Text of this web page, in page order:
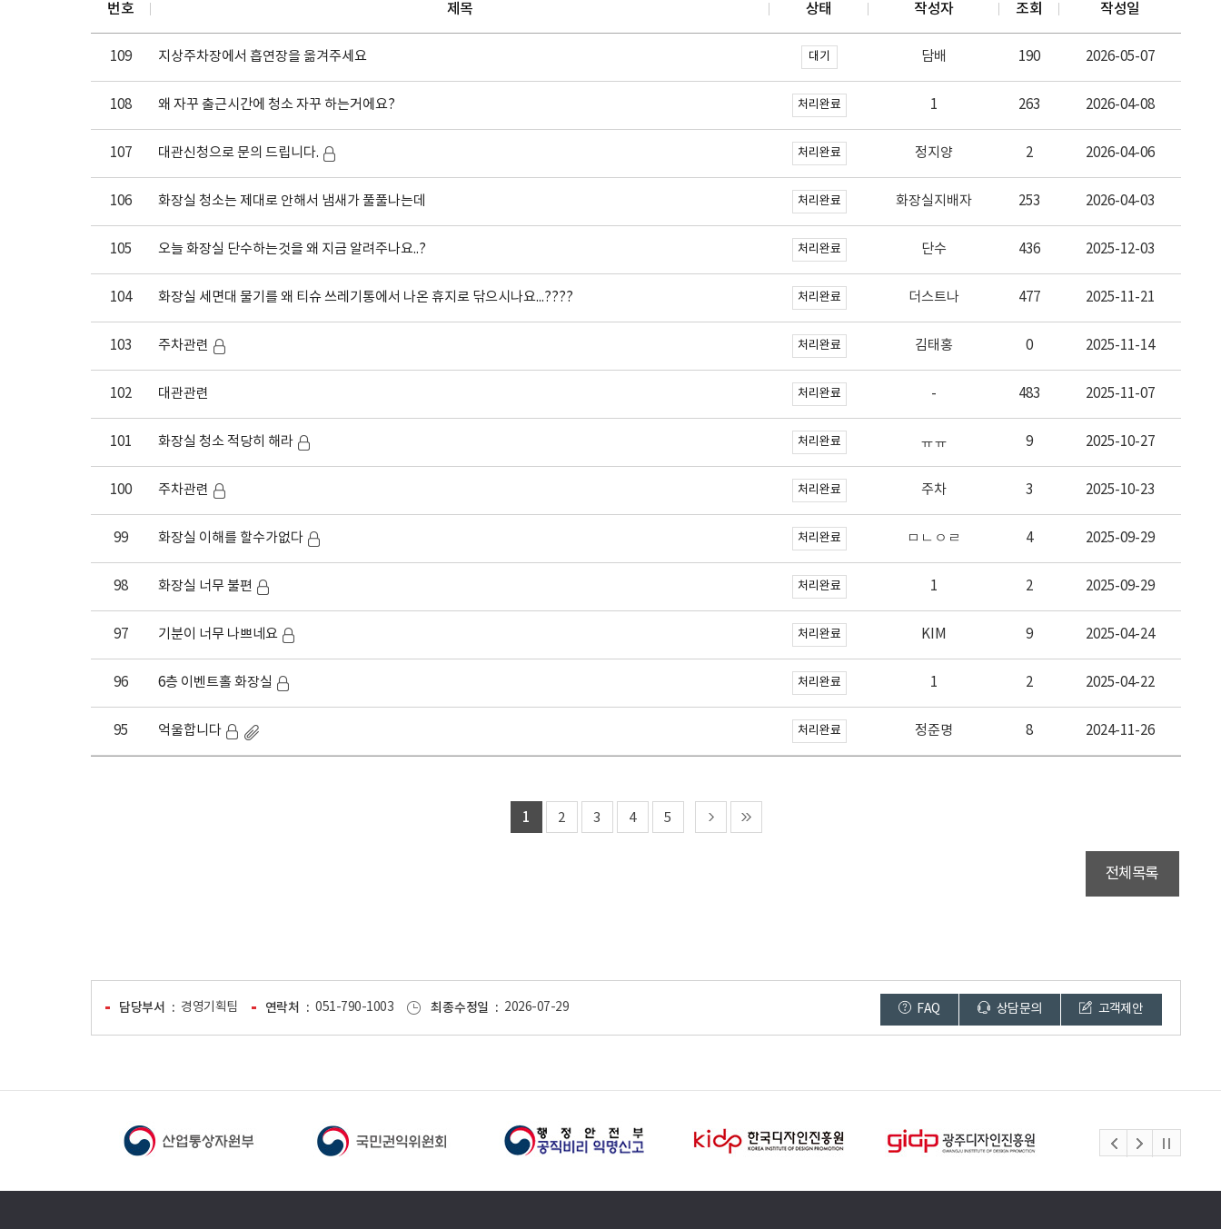
번호 제목 상태 작성자 조회 작성일
109 지상주차장에서 흡연장을 옮겨주세요 대기 담배 190 2026-05-07
108 왜 자꾸 출근시간에 청소 자꾸 하는거에요? 처리완료 1 263 2026-04-08
107 대관신청으로 문의 드립니다. 처리완료 정지양 2 2026-04-06
106 화장실 청소는 제대로 안해서 냄새가 풀풀나는데 처리완료 화장실지배자 253 2026-04-03
105 오늘 화장실 단수하는것을 왜 지금 알려주나요..? 처리완료 단수 436 2025-12-03
104 화장실 세면대 물기를 왜 티슈 쓰레기통에서 나온 휴지로 닦으시나요...???? 처리완료 더스트나 477 2025-11-21
103 주차관련 처리완료 김태홍 0 2025-11-14
102 대관관련 처리완료 - 483 2025-11-07
101 화장실 청소 적당히 해라 처리완료 ㅠㅠ 9 2025-10-27
100 주차관련 처리완료 주차 3 2025-10-23
99 화장실 이해를 할수가없다 처리완료 ㅁㄴㅇㄹ 4 2025-09-29
98 화장실 너무 불편 처리완료 1 2 2025-09-29
97 기분이 너무 나쁘네요 처리완료 KIM 9 2025-04-24
96 6층 이벤트홀 화장실 처리완료 1 2 2025-04-22
95 억울합니다 처리완료 정준명 8 2024-11-26
1 2 3 4 5
전체목록
담당부서 경영기획팀 연락처 051-790-1003 최종수정일 2026-07-29 FAQ 상담문의 고객제안